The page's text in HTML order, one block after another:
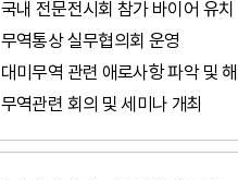
국내 전문전시회 참가 바이어 유치
무역통상 실무협의회 운영
대미무역 관련 애로사항 파악 및
무역관련 회의 및 세미나 개최